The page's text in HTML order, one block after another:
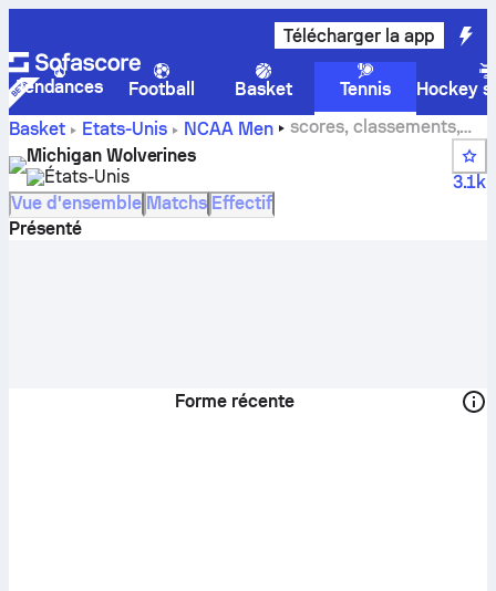
Télécharger la app
Tendances Football Basket Tennis
Hockey
Basket
États-Unis NCAA Men
scores, classements,
calendrier et joueurs de Michigan Wolverines
Michigan Wolverines
États-Unis
3.1k
Vue d'ensemble Matchs Effectif
Présenté
Forme récente